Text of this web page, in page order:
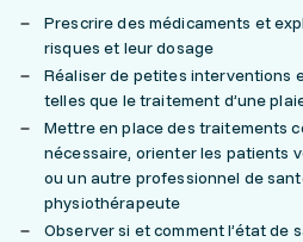
Prescrire des médicaments et
risques et leur dosage
Réaliser de petites interventions
telles que le traitement d’une
Mettre en place des traitements
nécessaire, orienter les patients
ou un autre professionnel de
physiothérapeute
Observer si et comment l’état de